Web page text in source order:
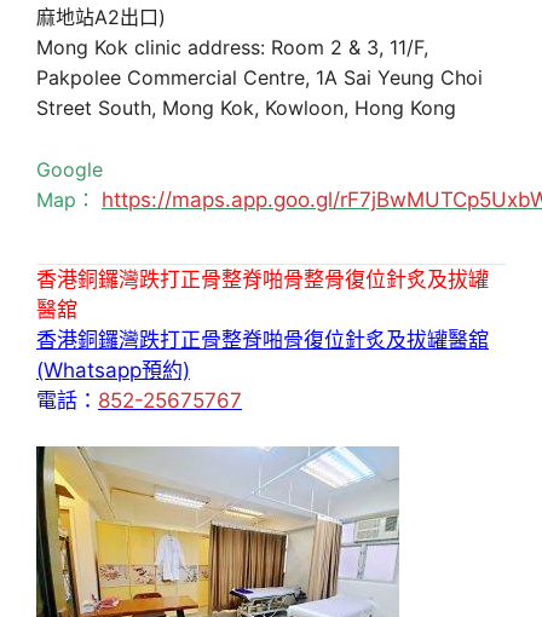
麻地站A2出口)
Mong Kok clinic address: Room 2 & 3, 11/F,
Pakpolee Commercial Centre, 1A Sai Yeung Choi
Street South, Mong Kok, Kowloon, Hong Kong
Google
Map： https://maps.app.goo.gl/
香港銅鑼灣跌打正骨整脊啪骨整骨復位針炙及拔罐
醫舘
香港銅鑼灣跌打正骨整脊啪骨復位針炙及拔罐醫舘
(Whatsapp預約)
電話： 852-25675767